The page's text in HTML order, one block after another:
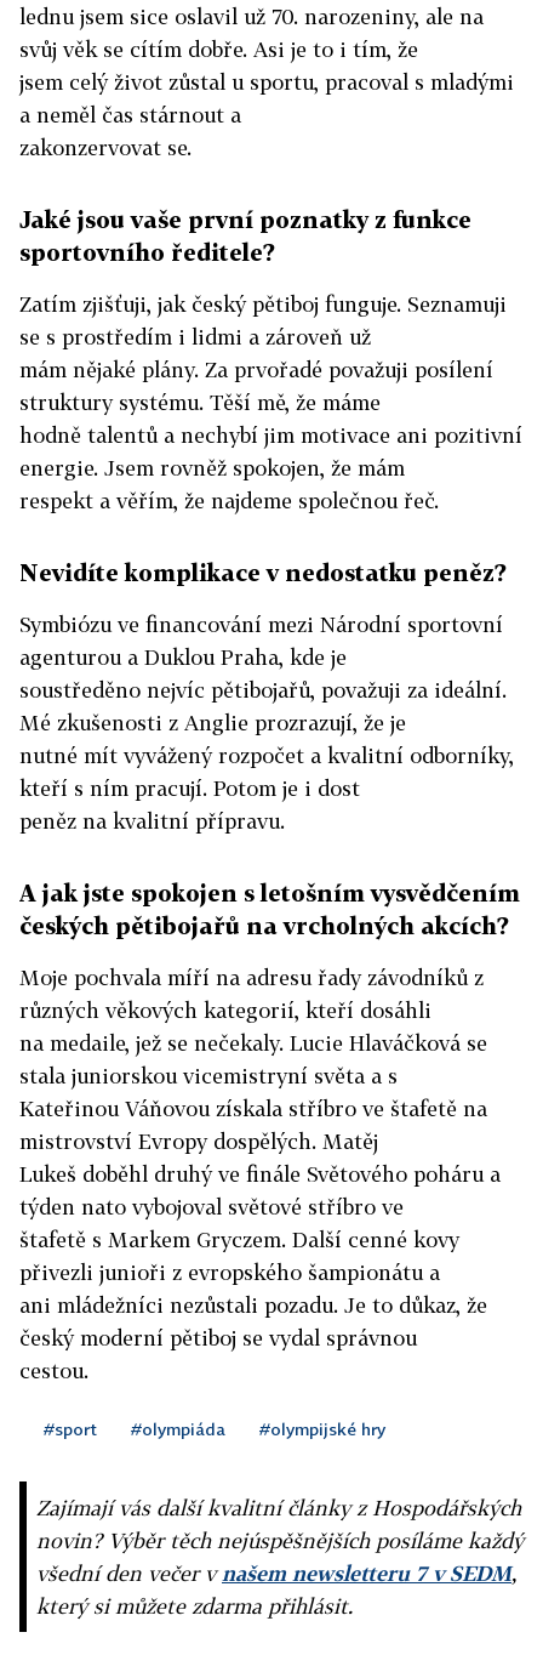
lednu jsem sice oslavil už 70. narozeniny, ale na
svůj věk se cítím dobře. Asi je to i tím, že
jsem celý život zůstal u sportu, pracoval s mladými
a neměl čas stárnout a
zakonzervovat se.
Jaké jsou vaše první poznatky z funkce
sportovního ředitele?
Zatím zjišťuji, jak český pětiboj funguje. Seznamuji
se s prostředím i lidmi a zároveň už
mám nějaké plány. Za prvořadé považuji posílení
struktury systému. Těší mě, že máme
hodně talentů a nechybí jim motivace ani pozitivní
energie. Jsem rovněž spokojen, že mám
respekt a věřím, že najdeme společnou řeč.
Nevidíte komplikace v nedostatku peněz?
Symbiózu ve financování mezi Národní sportovní
agenturou a Duklou Praha, kde je
soustředěno nejvíc pětibojařů, považuji za ideální.
Mé zkušenosti z Anglie prozrazují, že je
nutné mít vyvážený rozpočet a kvalitní odborníky,
kteří s ním pracují. Potom je i dost
peněz na kvalitní přípravu.
A jak jste spokojen s letošním vysvědčením
českých pětibojařů na vrcholných akcích?
Moje pochvala míří na adresu řady závodníků z
různých věkových kategorií, kteří dosáhli
na medaile, jež se nečekaly. Lucie Hlaváčková se
stala juniorskou vicemistryní světa a s
Kateřinou Váňovou získala stříbro ve štafetě na
mistrovství Evropy dospělých. Matěj
Lukeš doběhl druhý ve finále Světového poháru a
týden nato vybojoval světové stříbro ve
štafetě s Markem Gryczem. Další cenné kovy
přivezli junioři z evropského šampionátu a
ani mládežníci nezůstali pozadu. Je to důkaz, že
český moderní pětiboj se vydal správnou
cestou.
#sport #olympiáda #olympijské hry
Zajímají vás další kvalitní články z Hospodářských
novin? Výběr těch nejúspěšnějších posíláme každý
všední den večer vnašem newsletteru 7 v SEDM,
který si můžete zdarma přihlásit.